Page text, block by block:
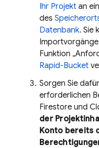
Ihr Projekt an
des
Datenbank. Sie
Funktion
Rapid-Bucket
Sorgen Sie
erforderlichen
Firestore und
der
Konto bereits